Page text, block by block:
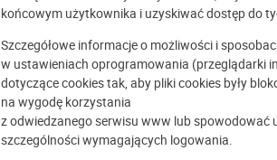
końcowym użytkownika i uzyskiwać dostęp do
Szczegółowe informacje o możliwości i
w ustawieniach oprogramowania (przeglądarki
dotyczące cookies tak, aby pliki cookies były
na wygodę korzystania
z odwiedzanego serwisu www lub spowodować
szczególności wymagających logowania.